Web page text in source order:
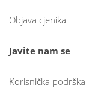
Objava cjenika
Javite nam se
Korisnička podrška